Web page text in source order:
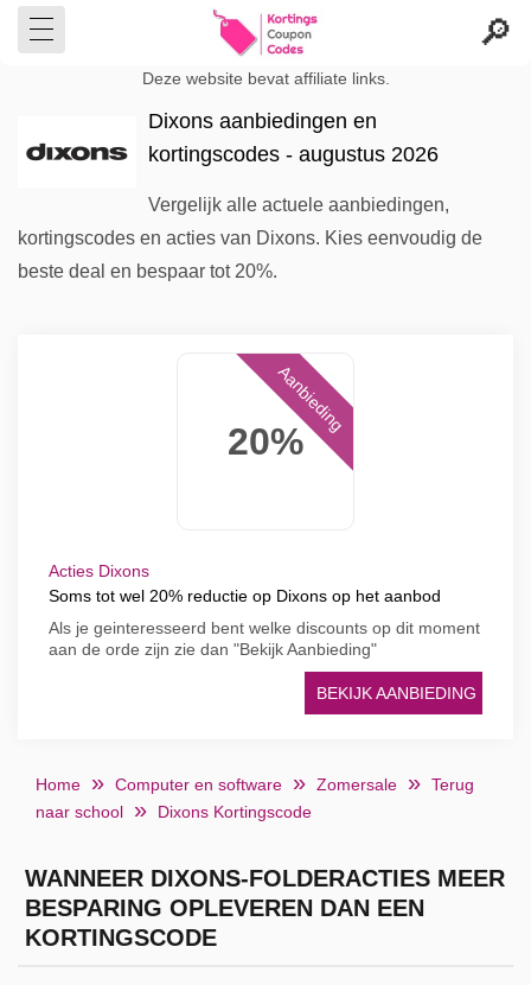
Deze website bevat affiliate links.
Dixons aanbiedingen en
kortingscodes - augustus 2026
Vergelijk alle actuele aanbiedingen,
kortingscodes en acties van Dixons. Kies eenvoudig de
beste deal en bespaar tot 20%.
20%
Aanbieding
Acties Dixons
Soms tot wel 20% reductie op Dixons op het aanbod
Als je geinteresseerd bent welke discounts op dit moment
aan de orde zijn zie dan "Bekijk Aanbieding"
BEKIJK AANBIEDING
Home Computer en software Zomersale
Terug
naar school
Dixons Kortingscode
WANNEER DIXONS-FOLDERACTIES MEER
BESPARING OPLEVEREN DAN EEN
KORTINGSCODE